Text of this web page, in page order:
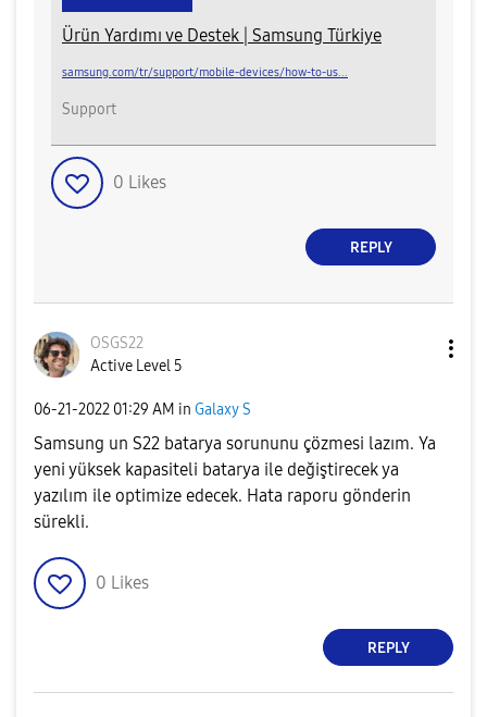
Ürün Yardımı ve Destek | Samsung Türkiye
samsung.com/tr/support/mobile-devices/how-to-us...
Support
0 Likes
REPLY
OSGS22
Active Level 5
‎06-21-2022 01:29 AM in Galaxy S
Samsung un S22 batarya sorununu çözmesi lazım. Ya
yeni yüksek kapasiteli batarya ile değiştirecek ya
yazılım ile optimize edecek. Hata raporu gönderin
sürekli.
0 Likes
REPLY